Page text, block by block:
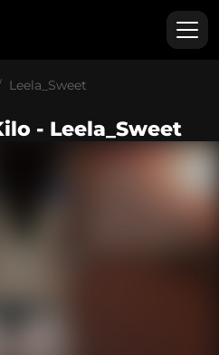
Leela_Sweet
- Leela_Sweet